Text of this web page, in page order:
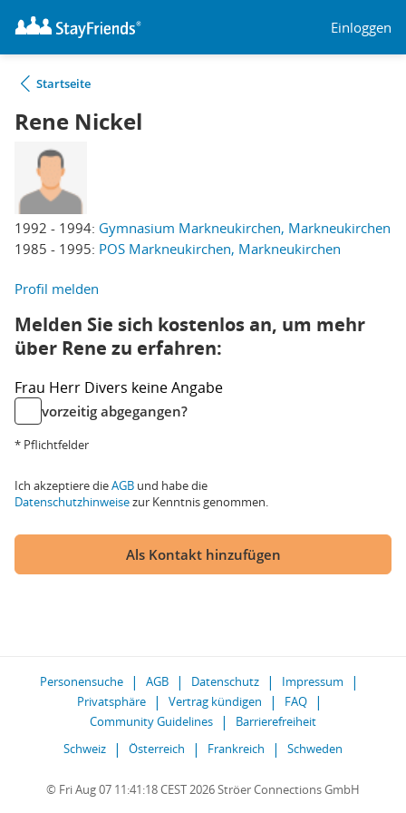
Einloggen
Startseite
Rene Nickel
1992 - 1994: Gymnasium Markneukirchen, Markneukirchen
1985 - 1995: POS Markneukirchen, Markneukirchen
Profil melden
Melden Sie sich kostenlos an, um mehr
über Rene zu erfahren:
Frau Herr Divers keine Angabe
vorzeitig abgegangen?
* Pflichtfelder
Ich akzeptiere dieAGB und habe die
Datenschutzhinweisezur Kenntnis genommen.
Als Kontakt hinzufügen
Personensuche AGB Datenschutz
Impressum
Privatsphäre
Vertrag kündigen
FAQ
Community Guidelines
Barrierefreiheit
Schweiz
Österreich Frankreich Schweden
© Fri Aug 07 11:41:18 CEST 2026 Ströer Connections GmbH